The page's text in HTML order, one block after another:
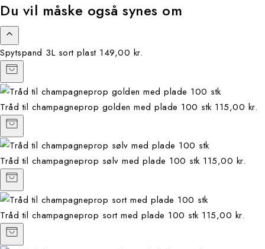
Du vil måske også synes om
Spytspand 3L sort plast 149,00 kr.
Tråd til champagneprop golden med plade 100 stk 115,00 kr.
Tråd til champagneprop sølv med plade 100 stk 115,00 kr.
Tråd til champagneprop sort med plade 100 stk 115,00 kr.